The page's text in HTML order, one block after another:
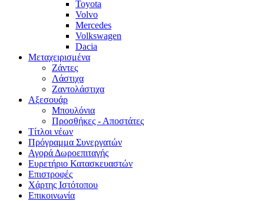
Toyota
Volvo
Mercedes
Volkswagen
Dacia
Μεταχειρισμένα
Zάντες
Λάστιχα
Ζαντολάστιχα
Αξεσουάρ
Μπουλόνια
Προσθήκες - Αποστάτες
Τίτλοι νέων
Πρόγραμμα Συνεργατών
Αγορά Δωροεπιταγής
Ευρετήριο Κατασκευαστών
Επιστροφές
Χάρτης Ιστότοπου
Επικοινωνία